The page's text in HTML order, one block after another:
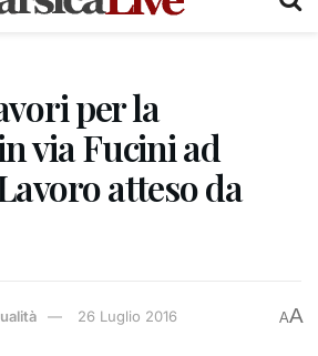
per la
via Fucini ad
atteso da
26 Luglio 2016 AA